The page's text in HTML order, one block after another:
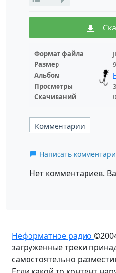
Формат файла
Размер
Альбом
Просмотры
Скачиваний
0
Комментарии
Написать
Нет комментариев.
Неформатное радио
загруженные треки
самостоятельно